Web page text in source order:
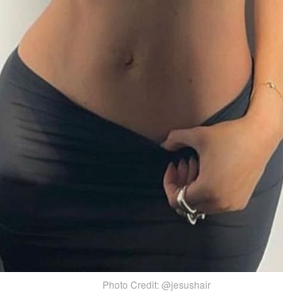
Photo Credit: @jesushair